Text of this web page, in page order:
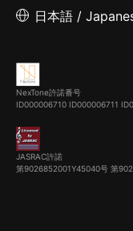
NexTone許諾番号
ID000006710 ID000006711
JASRAC許諾
第9026852001Y45040号 第